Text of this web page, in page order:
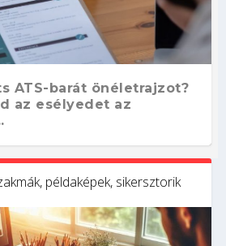
ATS-barát önéletrajzot?
az esélyedet az
példaképek, sikersztorik